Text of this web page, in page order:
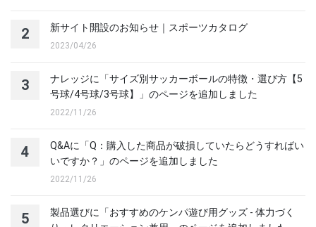
2 新サイト開設のお知らせ｜スポーツカタログ
2023/04/26
3
ナレッジに「サイズ別サッカーボールの特徴・選び方【5
号球/4号球/3号球】」のページを追加しました
2022/11/26
4
Q&Aに「Q：購入した商品が破損していたらどうすればい
いですか？」のページを追加しました
2022/11/26
5
製品選びに「おすすめのケンパ遊び用グッズ - 体力づく